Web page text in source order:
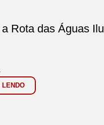
Rota das Águas
LENDO